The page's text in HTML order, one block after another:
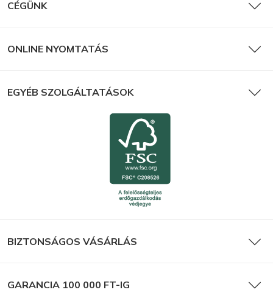
CÉGÜNK
ONLINE NYOMTATÁS
EGYÉB SZOLGÁLTATÁSOK
BIZTONSÁGOS VÁSÁRLÁS
GARANCIA 100 000 FT-IG